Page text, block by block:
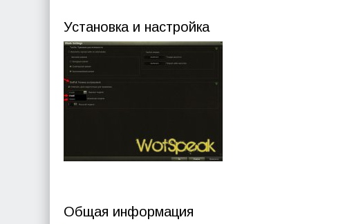
Установка и настройка
Общая информация